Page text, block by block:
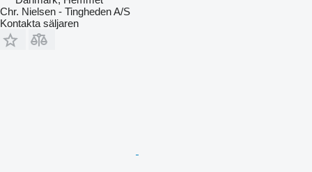
Chr. Nielsen - Tingheden A/S
Kontakta säljaren